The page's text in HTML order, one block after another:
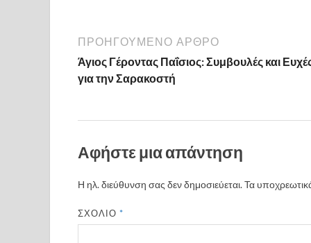
ΠΡΟΗΓΟΎΜΕΝΟ ΆΡΘΡΟ
Άγιος Γέροντας Παΐσιος: Συμβουλές και
για την Σαρακοστή
Αφήστε μια απάντηση
Η ηλ. διεύθυνση σας δεν δημοσιεύεται.Τα
ΣΧΌΛΙΟ*